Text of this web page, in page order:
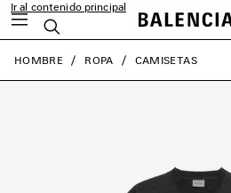
Ir al contenido principal
Buscar
close the banner
HOMBRE ROPA CAMISETAS